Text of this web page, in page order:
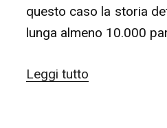
questo caso la storia
lunga almeno 10.000
Leggi tutto